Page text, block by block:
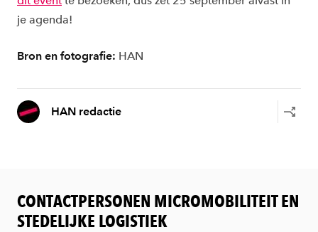
je agenda!
Bron en fotografie: HAN
HAN redactie
CONTACTPERSONEN MICROMOBILITEIT EN
STEDELIJKE LOGISTIEK